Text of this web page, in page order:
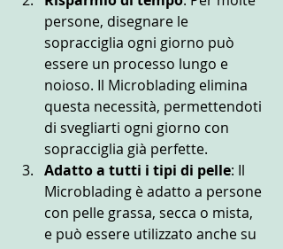
persone, disegnare le
sopracciglia ogni giorno può
essere un processo lungo e
noioso. Il Microblading elimina
questa necessità, permettendoti
di svegliarti ogni giorno con
sopracciglia già perfette.
Adatto a tutti i tipi di pelle: Il
Microblading è adatto a persone
con pelle grassa, secca o mista,
e può essere utilizzato anche su